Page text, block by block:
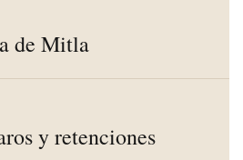
de Mitla
y retenciones